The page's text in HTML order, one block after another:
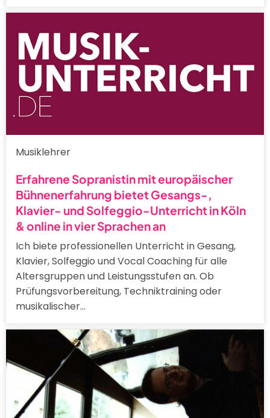
Musiklehrer
Erfahrene Sopranistin mit europäischer
Bühnenerfahrung bietet Gesangs-,
Klavier- und Solfeggio-Unterricht in Köln
& online in vier Sprachen an
Ich biete professionellen Unterricht in Gesang,
Klavier, Solfeggio und Vocal Coaching für alle
Altersgruppen und Leistungsstufen an. Ob
Prüfungsvorbereitung, Techniktraining oder
musikalischer…